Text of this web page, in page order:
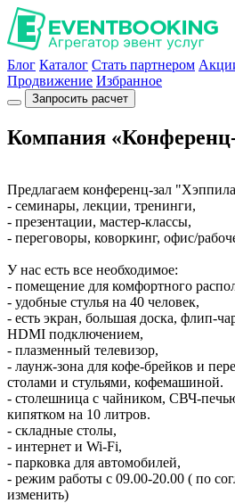
Блог Каталог Стать партнером
Продвижение Избранное
Запросить расчет
Компания
Предлагаем конференц-зал
- семинары, лекции, тренинги,
- презентации, мастер-классы,
- переговоры, коворкинг, офис/
У нас есть все необходимое:
- помещение для комфортного
- удобные стулья на 40 человек,
- есть экран, большая доска, флип-
HDMI подключением,
- плазменный телевизор,
- лаунж-зона для кофе-брейков и
столами и стульями, кофемашиной.
- столешница с чайником, СВЧ-
кипятком на 10 литров.
- складные столы,
- интернет и Wi-Fi,
- парковка для автомобилей,
- режим работы с 09.00-20.00 ( по
изменить)